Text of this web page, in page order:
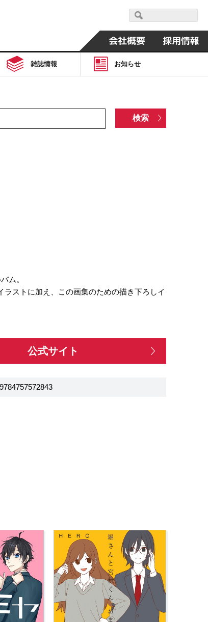
雑誌情報 お知らせ
ム。
ストに加え、この画集のための描き下ろしイ
公式サイト